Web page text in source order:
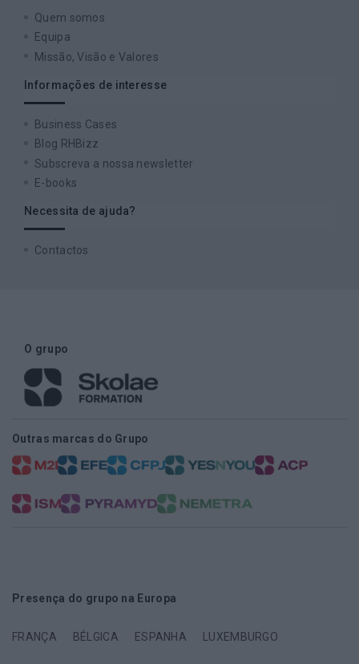
Quem somos
Equipa
Missão, Visão e Valores
Informações de interesse
Business Cases
Blog RHBizz
Subscreva a nossa newsletter
E-books
Necessita de ajuda?
Contactos
O grupo
Outras marcas do Grupo
Presença do grupo na Europa
FRANÇA BÉLGICA ESPANHA LUXEMBURGO